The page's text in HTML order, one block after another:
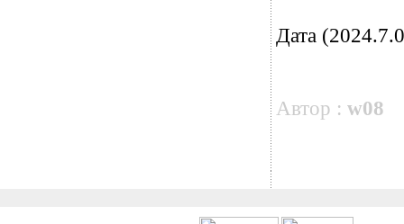
Дата
Автор : w08